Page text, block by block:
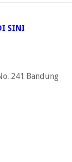
SINI
241 Bandung